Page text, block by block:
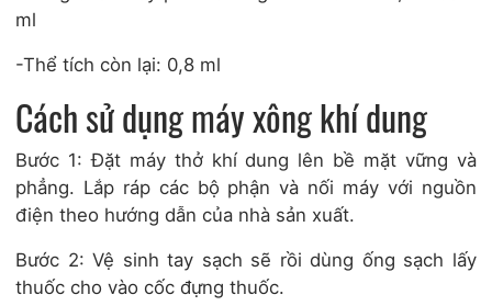
ml
-Thể tích còn lại: 0,8 ml
Cách sử dụng máy xông khí dung
Bước 1: Đặt máy thở khí dung lên bề mặt vững và
phẳng. Lắp ráp các bộ phận và nối máy với nguồn
điện theo hướng dẫn của nhà sản xuất.
Bước 2: Vệ sinh tay sạch sẽ rồi dùng ống sạch lấy
thuốc cho vào cốc đựng thuốc.